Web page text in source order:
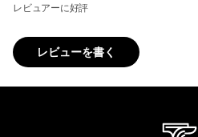
レビュアーに好評
レビューを書く